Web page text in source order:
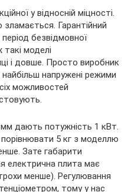
у відносній міцності.
Гарантійний
безвідмовної
моделі
і довше. Просто виробник
напружені режими
можливостей
дають потужність 1 кВт.
5 кг з моделлю
Зате габарити
електрична плита має
менше). Регулювання
тому у нас